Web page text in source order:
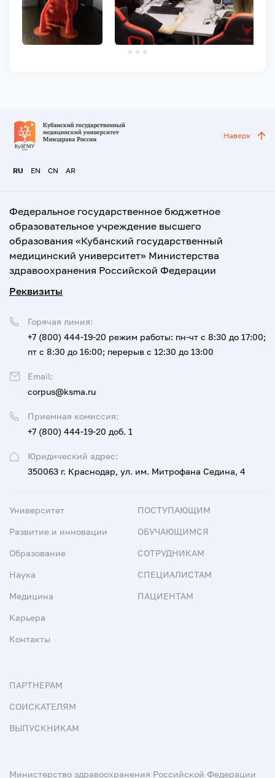
RU EN CN AR
Наверх
Федеральное государственное бюджетное
образовательное учреждение высшего
образования «Кубанский государственный
медицинский университет» Министерства
здравоохранения Российской Федерации
Реквизиты
Юридический адрес:
350063 г. Краснодар, ул. им. Митрофана Седина, 4
Приемная комиссия:
+7 (800) 444-19-20 доб. 1
Горячая линия:
+7 (800) 444-19-20 режим работы: пн-чт с 8:30 до 17:00;
пт с 8:30 до 16:00; перерыв с 12:30 до 13:00
Email:
corpus@ksma.ru
Университет
Развитие и инновации
Образование
Наука
Медицина
Карьера
Контакты
ПОСТУПАЮЩИМ
ОБУЧАЮЩИМСЯ
СОТРУДНИКАМ
СПЕЦИАЛИСТАМ
ПАЦИЕНТАМ
ПАРТНЕРАМ
СОИСКАТЕЛЯМ
ВЫПУСКНИКАМ
Министерство здравоохранения Российской Федерации